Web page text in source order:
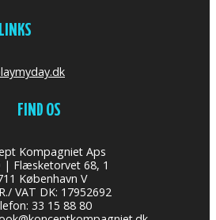
LINKS
FIND OS
Kompagniet Aps
| Flæsketorvet 68, 1
København V
VAT DK: 17952692
33 15 88 80